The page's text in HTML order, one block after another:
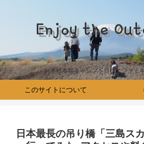
Enjoy the
お手軽本格キャンプを目指すファミ
このサイトについて
日本最長の吊り橋「三島ス